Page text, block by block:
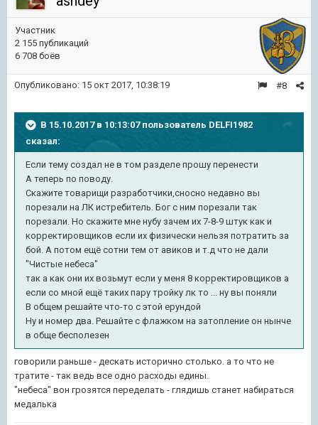
Участник
2 155 публикаций
6 708 боёв
#8
Опубликовано: 15 окт 2017, 10:38:19
В 15.10.2017 в 10:13:07 пользователь DELFI1982
сказал:
Если тему создал не в том разделе прошу перенести
А теперь по поводу.
Скажите товарищи разработчики,сносно недавно вы
порезали на ЛК истребитель. Бог с ним порезали так
порезали. Но скажите мне нубу зачем их 7-8-9 штук как и
корректировщиков если их физически нельзя потратить за
бой. А потом ещё сотни тем от авиков и т.д что не дали
"Чистые небеса"
так а как они их возьмут если у меня 8 корректировщиков а
если со мной ещё таких пару тройку лк то ... ну вы поняли
В общем решайте что-то с этой ерундой
Ну и номер два. Решайте с флажком на затопление он нынче
в обще бесполезен
говорили раньше - дескать исторично столько. а то что не
тратите - так ведь все одно расходы едины.
"небеса" вон грозятся переделать - глядишь станет набираться
медалька